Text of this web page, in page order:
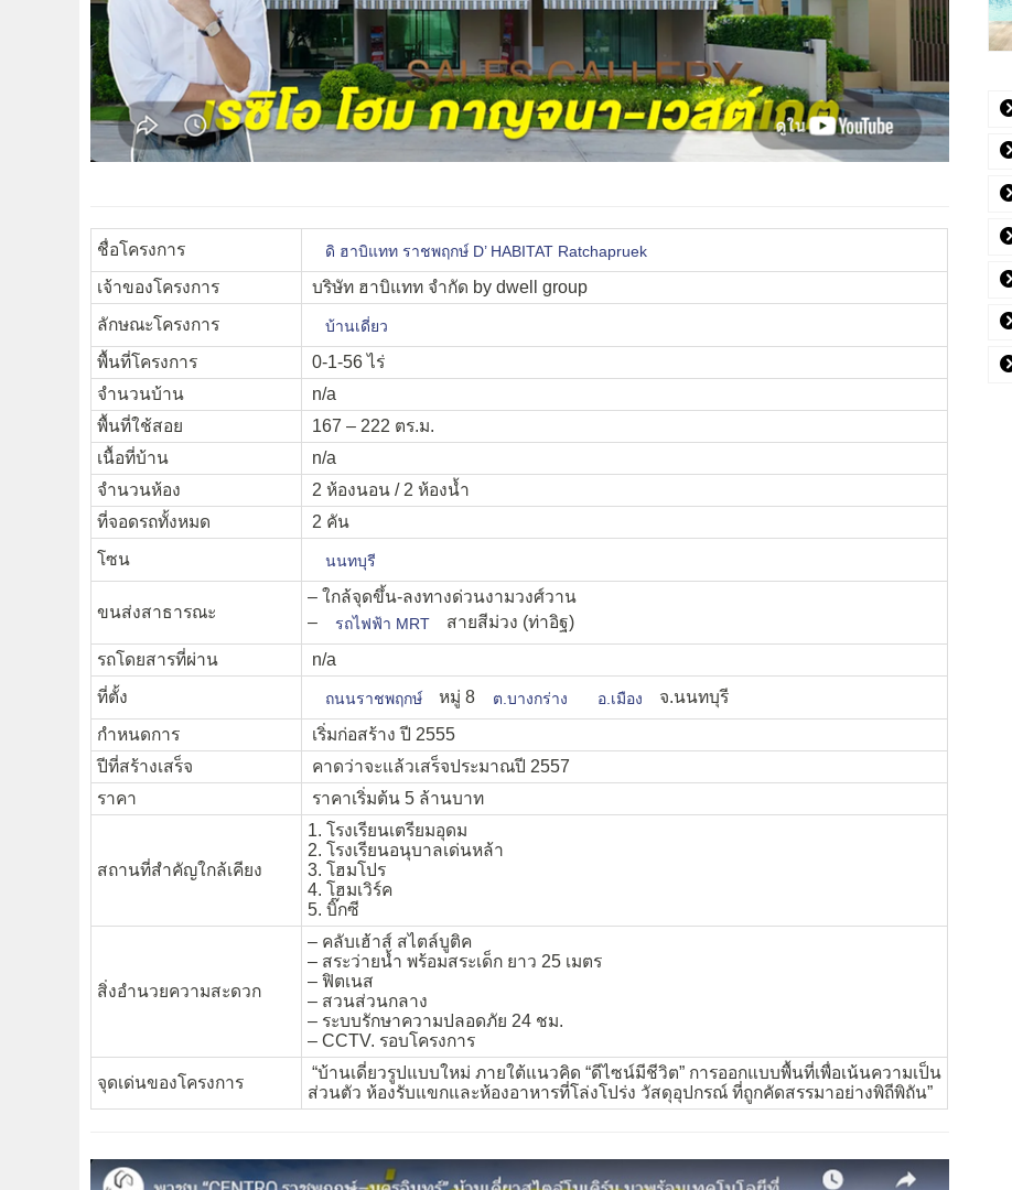
ชื่อโครงการ ดิ ฮาบิแทท ราชพฤกษ์ D’ HABITAT Ratchapruek
เจ้าของโครงการ
บริษัท ฮาบิแทท จำกัด by dwell group
ลักษณะโครงการ
บ้านเดี่ยว
พื้นที่โครงการ
0-1-56 ไร่
จำนวนบ้าน
n/a
พื้นที่ใช้สอย
167 – 222 ตร.ม.
เนื้อที่บ้าน
n/a
จำนวนห้อง
2 ห้องนอน / 2 ห้องน้ำ
ที่จอดรถทั้งหมด
2 คัน
โซน
นนทบุรี
ขนส่งสาธารณะ
– ใกล้จุดขึ้น-ลงทางด่วนงามวงศ์วาน
–
รถไฟฟ้า MRT
สายสีม่วง (ท่าอิฐ)
รถโดยสารที่ผ่าน
n/a
ที่ตั้ง
ถนนราชพฤกษ์ หมู่ 8 ต.บางกร่าง อ.เมือง
จ.นนทบุรี
กำหนดการ
เริ่มก่อสร้าง ปี 2555
ปีที่สร้างเสร็จ
คาดว่าจะแล้วเสร็จประมาณปี 2557
ราคา
ราคาเริ่มต้น 5 ล้านบาท
สถานที่สำคัญใกล้เคียง
1. โรงเรียนเตรียมอุดม
2. โรงเรียนอนุบาลเด่นหล้า
3. โฮมโปร
4. โฮมเวิร์ค
5. บิ๊กซี
สิ่งอำนวยความสะดวก
– คลับเฮ้าส์ สไตล์บูติค
– สระว่ายน้ำ พร้อมสระเด็ก ยาว 25 เมตร
– ฟิตเนส
– สวนส่วนกลาง
– ระบบรักษาความปลอดภัย 24 ชม.
– CCTV. รอบโครงการ
จุดเด่นของโครงการ
“บ้านเดี่ยวรูปแบบใหม่ ภายใต้แนวคิด “ดีไซน์มีชีวิต” การออกแบบพื้นที่เพื่อเน้นความเป็น
ส่วนตัว ห้องรับแขกและห้องอาหารที่โล่งโปร่ง วัสดุอุปกรณ์ ที่ถูกคัดสรรมาอย่างพิถีพิถัน”